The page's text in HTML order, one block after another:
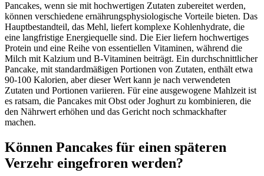
Pancakes, wenn sie mit hochwertigen Zutaten zubereitet werden,
können verschiedene ernährungsphysiologische Vorteile bieten. Das
Hauptbestandteil, das Mehl, liefert komplexe Kohlenhydrate, die
eine langfristige Energiequelle sind. Die Eier liefern hochwertiges
Protein und eine Reihe von essentiellen Vitaminen, während die
Milch mit Kalzium und B-Vitaminen beiträgt. Ein durchschnittlicher
Pancake, mit standardmäßigen Portionen von Zutaten, enthält etwa
90-100 Kalorien, aber dieser Wert kann je nach verwendeten
Zutaten und Portionen variieren. Für eine ausgewogene Mahlzeit ist
es ratsam, die Pancakes mit Obst oder Joghurt zu kombinieren, die
den Nährwert erhöhen und das Gericht noch schmackhafter
machen.
Können Pancakes für einen späteren
Verzehr eingefroren werden?